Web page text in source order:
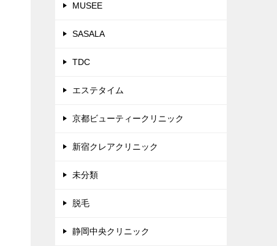
MUSEE
SASALA
TDC
エステタイム
京都ビューティークリニック
新宿クレアクリニック
未分類
脱毛
静岡中央クリニック